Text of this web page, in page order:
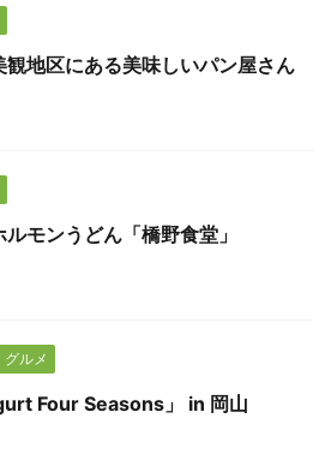
観地区にある美味しいパン屋さん
ルモンうどん「橋野食堂」
グルメ
Four Seasons」 in 岡山